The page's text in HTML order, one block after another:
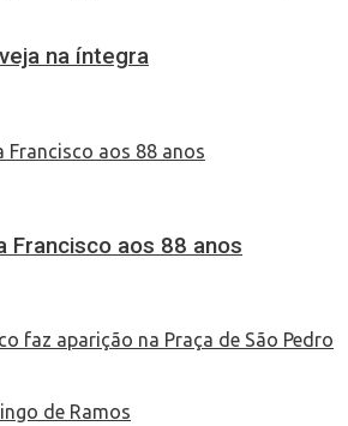
na íntegra
Francisco aos 88 anos